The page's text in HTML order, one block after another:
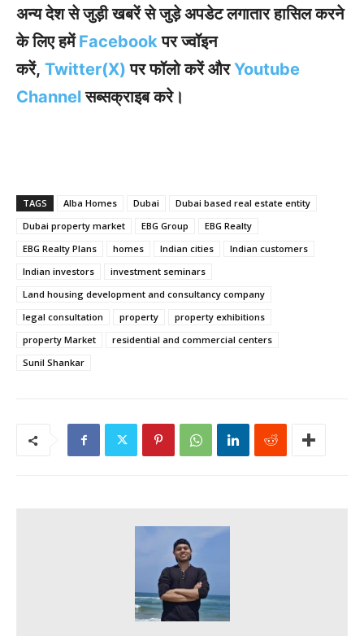
अन्य देश से जुड़ी खबरें से जुड़े अपडेट लगातार हासिल करने
के लिए हमेंFacebookपर ज्वॉइन
करें, Twitter(X) पर फॉलो करें औरYoutube
Channelसब्सक्राइब करे।
TAGS Alba Homes Dubai
Dubai based real estate entity
Dubai property market
EBG Group
EBG Realty
EBG Realty Plans
homes Indian cities
Indian customers
Indian investors
investment seminars
Land housing development and consultancy company
legal consultation
property
property exhibitions
property Market
residential and commercial centers
Sunil Shankar